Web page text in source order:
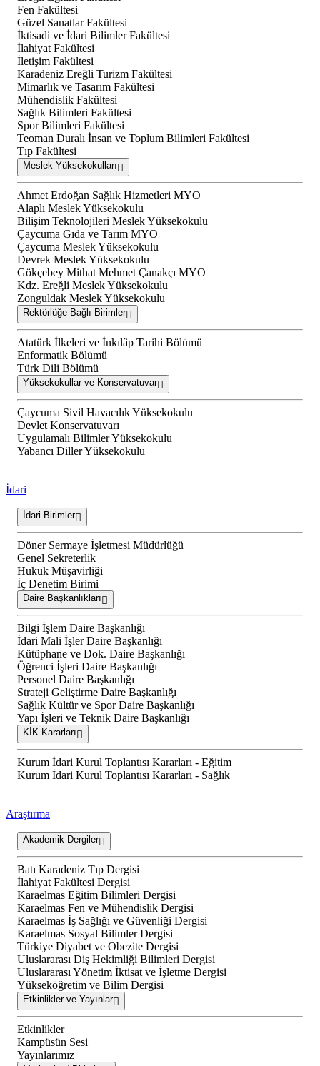
Fen Fakültesi
Güzel Sanatlar Fakültesi
İktisadi ve İdari Bilimler Fakültesi
İlahiyat Fakültesi
İletişim Fakültesi
Karadeniz Ereğli Turizm Fakültesi
Mimarlık ve Tasarım Fakültesi
Mühendislik Fakültesi
Sağlık Bilimleri Fakültesi
Spor Bilimleri Fakültesi
Teoman Duralı İnsan ve Toplum Bilimleri Fakültesi
Tıp Fakültesi
Meslek Yüksekokulları
Ahmet Erdoğan Sağlık Hizmetleri MYO
Alaplı Meslek Yüksekokulu
Bilişim Teknolojileri Meslek Yüksekokulu
Çaycuma Gıda ve Tarım MYO
Çaycuma Meslek Yüksekokulu
Devrek Meslek Yüksekokulu
Gökçebey Mithat Mehmet Çanakçı MYO
Kdz. Ereğli Meslek Yüksekokulu
Zonguldak Meslek Yüksekokulu
Rektörlüğe Bağlı Birimler
Atatürk İlkeleri ve İnkılâp Tarihi Bölümü
Enformatik Bölümü
Türk Dili Bölümü
Yüksekokullar ve Konservatuvar
Çaycuma Sivil Havacılık Yüksekokulu
Devlet Konservatuvarı
Uygulamalı Bilimler Yüksekokulu
Yabancı Diller Yüksekokulu
İdari
İdari Birimler
Döner Sermaye İşletmesi Müdürlüğü
Genel Sekreterlik
Hukuk Müşavirliği
İç Denetim Birimi
Daire Başkanlıkları
Bilgi İşlem Daire Başkanlığı
İdari Mali İşler Daire Başkanlığı
Kütüphane ve Dok. Daire Başkanlığı
Öğrenci İşleri Daire Başkanlığı
Personel Daire Başkanlığı
Strateji Geliştirme Daire Başkanlığı
Sağlık Kültür ve Spor Daire Başkanlığı
Yapı İşleri ve Teknik Daire Başkanlığı
KİK Kararları
Kurum İdari Kurul Toplantısı Kararları - Eğitim
Kurum İdari Kurul Toplantısı Kararları - Sağlık
Araştırma
Akademik Dergiler
Batı Karadeniz Tıp Dergisi
İlahiyat Fakültesi Dergisi
Karaelmas Eğitim Bilimleri Dergisi
Karaelmas Fen ve Mühendislik Dergisi
Karaelmas İş Sağlığı ve Güvenliği Dergisi
Karaelmas Sosyal Bilimler Dergisi
Türkiye Diyabet ve Obezite Dergisi
Uluslararası Diş Hekimliği Bilimleri Dergisi
Uluslararası Yönetim İktisat ve İşletme Dergisi
Yükseköğretim ve Bilim Dergisi
Etkinlikler ve Yayınlar
Etkinlikler
Kampüsün Sesi
Yayınlarımız